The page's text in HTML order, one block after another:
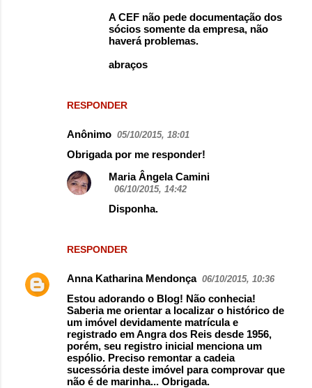
RESPONDER
A CEF não pede documentação dos
sócios somente da empresa, não
haverá problemas.
abraços
Anônimo 05/10/2015, 18:01
Obrigada por me responder!
RESPONDER
Maria Ângela Camini
06/10/2015, 14:42
Disponha.
Anna Katharina Mendonça 06/10/2015, 10:36
Estou adorando o Blog! Não conhecia!
Saberia me orientar a localizar o histórico de
um imóvel devidamente matrícula e
registrado em Angra dos Reis desde 1956,
porém, seu registro inicial menciona um
espólio. Preciso remontar a cadeia
sucessória deste imóvel para comprovar que
não é de marinha... Obrigada.